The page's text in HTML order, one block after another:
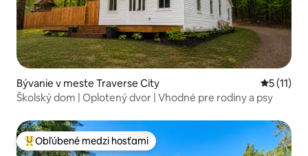
Bývanie v meste Traverse City
5 (11)
Školský dom | Oplotený dvor | Vhodné pre rodiny a psy
Najobľúbenejšie medzi hosťami
Obľúbené medzi hosťami